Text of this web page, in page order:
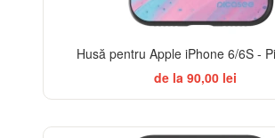
Husă pentru Apple iPhone 6/6S -
de la 90,00 lei